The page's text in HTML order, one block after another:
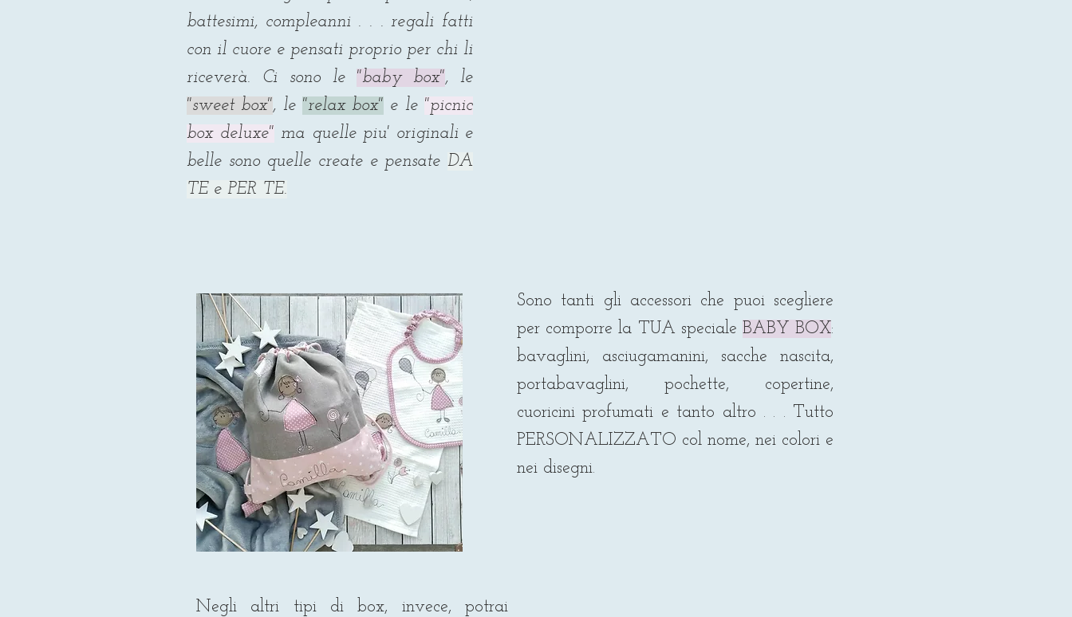
battesimi, compleanni . . . regali fatti
con il cuore e pensati proprio per chi li
riceverà. Ci sono le "baby box", le
"sweet box", le "relax box" e le "picnic
box deluxe" ma quelle piu' originali e
belle sono quelle create e pensate DA
TE e PER TE.
Negli altri tipi di box, invece, potrai
Sono tanti gli accessori che puoi scegliere
per comporre la TUA speciale BABY BOX:
bavaglini, asciugamanini, sacche nascita,
portabavaglini, pochette, copertine,
cuoricini profumati e tanto altro . . . Tutto
PERSONALIZZATO col nome, nei colori e
nei disegni.